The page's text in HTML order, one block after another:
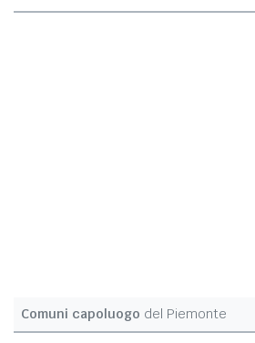
Comuni capoluogo del Piemonte